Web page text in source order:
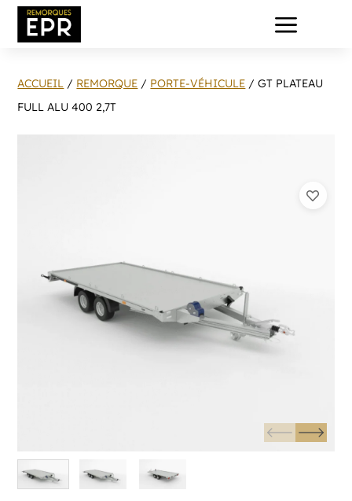
a
ACCUEIL / REMORQUE / PORTE-VÉHICULE / GT PLATEAU
FULL ALU 400 2,7T